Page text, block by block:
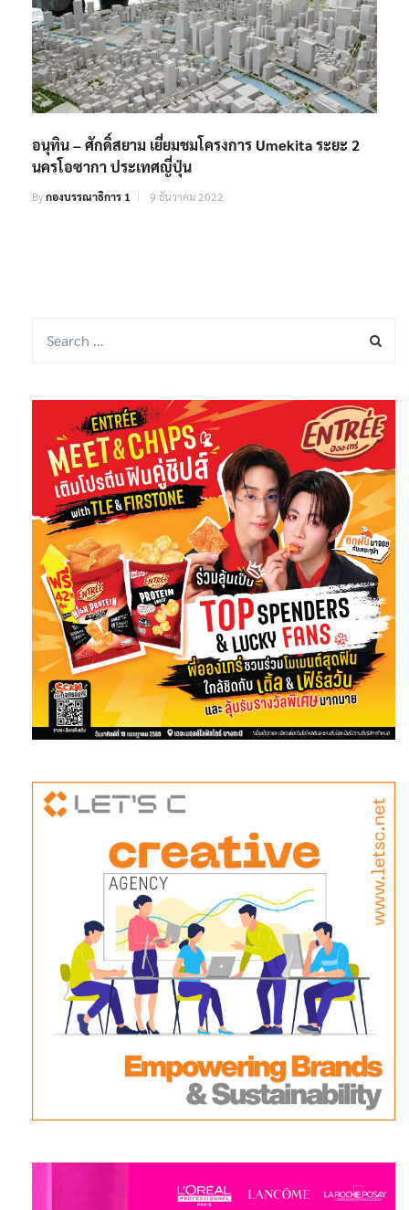
อนุทิน – ศักดิ์สยาม เยี่ยมชมโครงการ Umekita ระยะ 2
นครโอซากา ประเทศญี่ปุ่น
Byกองบรรณาธิการ 1 9 ธันวาคม 2022